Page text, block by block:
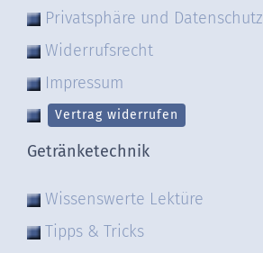
Privatsphäre und Datenschutz
Widerrufsrecht
Impressum
Vertrag widerrufen
Getränketechnik
Wissenswerte Lektüre
Tipps & Tricks